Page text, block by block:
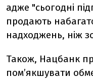
адже "сьогодні
продають
надходжень, ніж
Також, Нацбанк
пом’якшувати